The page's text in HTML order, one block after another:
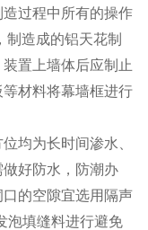
过程中所有的操作
造成的铝天花制
置上墙体后应制止
材料将幕墙框进行
均为长时间渗水、
好防水，防潮办
的空隙宜选用隔声
泡填缝料进行避免